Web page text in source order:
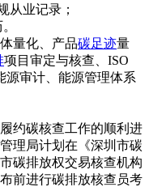
业记录；
量化、产品碳足迹量
项目审定与核查、ISO
源审计、能源管理体系
约碳核查工作的顺利进
理局计划在《深圳市碳
碳排放权交易核查机构
前进行碳排放核查员考